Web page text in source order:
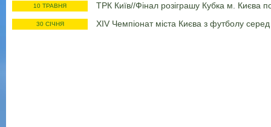
10 ТРАВНЯ ТРК Київ//Фінал розіграшу Кубка м. Києва
30 СІЧНЯ XIV Чемпіонат міста Києва з футболу